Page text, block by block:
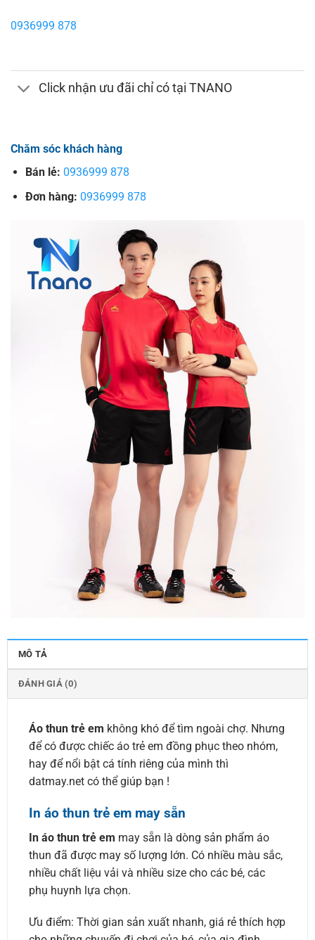
0936999 878
Click nhận ưu đãi chỉ có tại TNANO
Chăm sóc khách hàng
Bán lẻ: 0936999 878
Đơn hàng: 0936999 878
MÔ TẢ
ĐÁNH GIÁ (0)
Áo thun trẻ em không khó để tìm ngoài chợ. Nhưng
để có được chiếc áo trẻ em đồng phục theo nhóm,
hay để nổi bật cá tính riêng của mình thì
datmay.net có thể giúp bạn !
In áo thun trẻ em may sẵn
In áo thun trẻ em may sẵn là dòng sản phẩm áo
thun đã được may số lượng lớn. Có nhiều màu sắc,
nhiều chất liệu vải và nhiều size cho các bé, các
phụ huynh lựa chọn.
Ưu điểm: Thời gian sản xuất nhanh, giá rẻ thích hợp